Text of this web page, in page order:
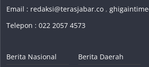
Email : redaksi@terasjabar.co ,
Telepon : 022 2057 4573
Berita Nasional
Berita Daerah